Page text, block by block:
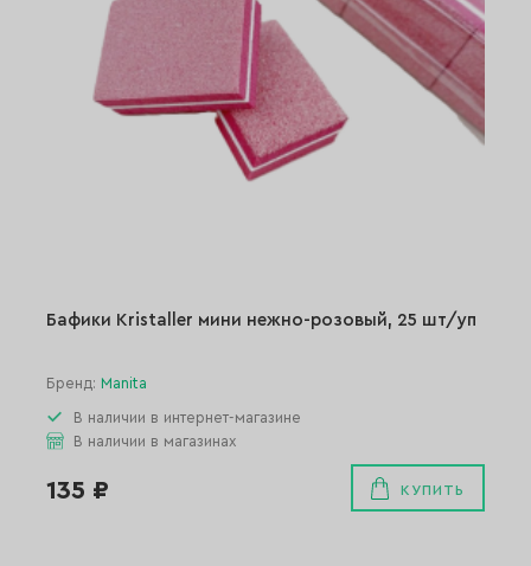
Бафики Kristaller мини нежно-розовый, 25 шт/уп
Бренд: Manita
В наличии в интернет-магазине
В наличии в магазинах
135 ₽ КУПИТЬ